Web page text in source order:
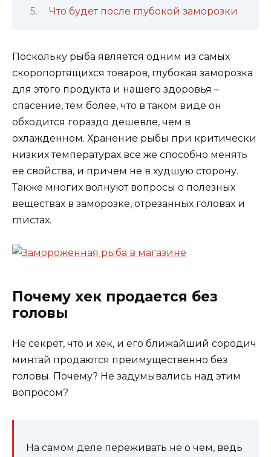
Что будет после глубокой заморозки
Поскольку рыба является одним из самых
скоропортящихся товаров, глубокая заморозка
для этого продукта и нашего здоровья –
спасение, тем более, что в таком виде он
обходится гораздо дешевле, чем в
охлажденном. Хранение рыбы при критически
низких температурах все же способно менять
ее свойства, и причем не в худшую сторону.
Также многих волнуют вопросы о полезных
веществах в заморозке, отрезанных головах и
глистах.
Почему хек продается без
головы
Не секрет, что и хек, и его ближайший сородич
минтай продаются преимущественно без
головы. Почему? Не задумывались над этим
вопросом?
На самом деле переживать не о чем, ведь